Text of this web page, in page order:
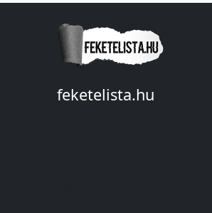
feketelista.hu